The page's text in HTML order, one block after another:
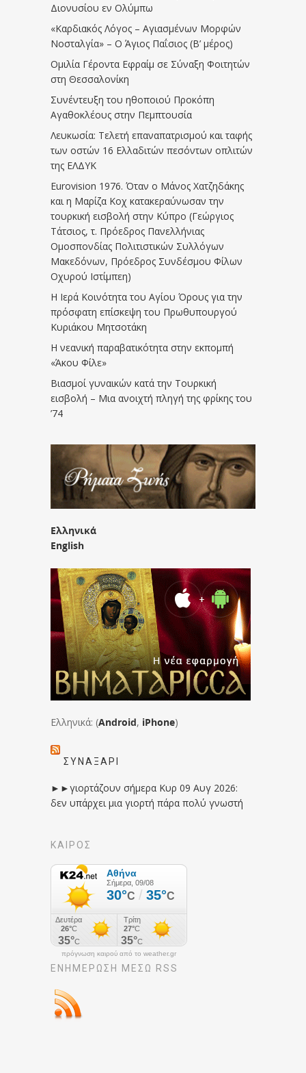
Διονυσίου εν Ολύμπω
«Καρδιακός Λόγος – Αγιασμένων Μορφών
Νοσταλγία» – Ο Άγιος Παΐσιος (Β’ μέρος)
Ομιλία Γέροντα Εφραίμ σε Σύναξη Φοιτητών
στη Θεσσαλονίκη
Συνέντευξη του ηθοποιού Προκόπη
Αγαθοκλέους στην Πεμπτουσία
Λευκωσία: Τελετή επαναπατρισμού και ταφής
των οστών 16 Ελλαδιτών πεσόντων οπλιτών
της ΕΛΔΥΚ
Eurovision 1976. Όταν ο Μάνος Χατζηδάκης
και η Μαρίζα Κοχ κατακεραύνωσαν την
τουρκική εισβολή στην Κύπρο (Γεώργιος
Τάτσιος, τ. Πρόεδρος Πανελλήνιας
Ομοσπονδίας Πολιτιστικών Συλλόγων
Μακεδόνων, Πρόεδρος Συνδέσμου Φίλων
Οχυρού Ιστίμπεη)
Η Ιερά Κοινότητα του Αγίου Όρους για την
πρόσφατη επίσκεψη του Πρωθυπουργού
Κυριάκου Μητσοτάκη
Η νεανική παραβατικότητα στην εκπομπή
«Άκου Φίλε»
Βιασμοί γυναικών κατά την Τουρκική
εισβολή – Μια ανοιχτή πληγή της φρίκης του
’74
Ελληνικά
English
Ελληνικά: (Android, iPhone)
ΣΥΝΑΞΆΡΙ
►►γιορτάζουν σήμερα Κυρ 09 Αυγ 2026:
δεν υπάρχει μια γιορτή πάρα πολύ γνωστή
ΚΑΙΡΟΣ
πρόγνωση καιρού από το weather.gr
ΕΝΗΜΈΡΩΣΉ ΜΕΣΩ RSS